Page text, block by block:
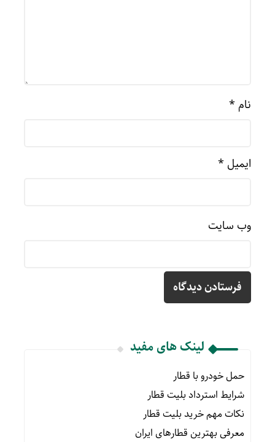
نام *
ایمیل *
وب‌ سایت
لینک های مفید
حمل خودرو با قطار
شرایط استرداد بلیت قطار
نکات مهم خرید بلیت قطار
معرفی بهترین قطارهای ایران